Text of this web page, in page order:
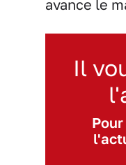
avance le
Il